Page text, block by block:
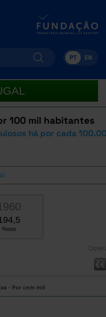
PT EN
100 mil habitantes
há por cada
%ooo
- Por cem mil